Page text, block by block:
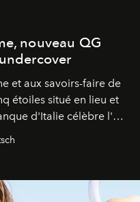
nouveau QG
et aux savoirs-faire de
étoiles situé en lieu et
d'Italie célèbre l'art
élégance intemporelle.